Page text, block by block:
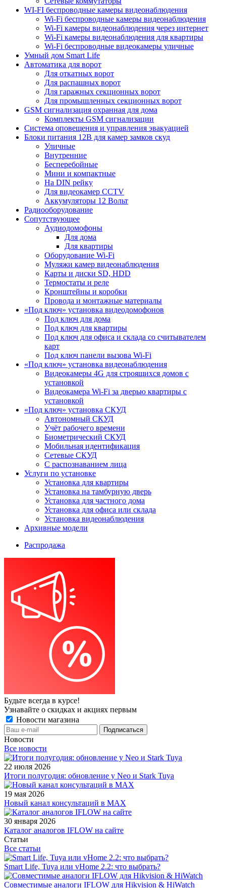
WI-FI беспроводные камеры видеонаблюдения
Wi-Fi беспроводные камеры видеонаблюдения
Wi-Fi камеры видеонаблюдения через интернет
Wi-Fi камеры видеонаблюдения для квартиры
Wi-Fi беспроводные видеокамеры уличные
Умный дом Smart Life
Автоматика для ворот
Для откатных ворот
Для распашных ворот
Для гаражных секционных ворот
Для промышленных секционных ворот
GSM сигнализация охранная для дома
Комплекты GSM сигнализации
Cистема оповещения и управления эвакуацией
Блоки питания 12В для камер замков скуд
Уличные
Внутренние
Бесперебойные
Мини и компактные
На DIN рейку
Для видеокамер CCTV
Аккумуляторы 12 Вольт
Радиооборудование
Сопутствующее
Аудиодомофоны
Для дома
Для квартиры
Оборудование Wi-Fi
Муляжи камер видеонаблюдения
Карты и диски SD, HDD
Термостаты и реле
Кронштейны и коробки
Провода и монтажные материалы
«Под ключ» установка видеодомофонов
Под ключ для дома
Под ключ для квартиры
Под ключ для офиса и склада со считывателем
карт
Под ключ панели вызова Wi-Fi
«Под ключ» установка видеонаблюдения
Видеокамеры 4G для строящихся домов с
установкой
Видеокамера Wi-Fi за дверью квартиры с
установкой
«Под ключ» установка СКУД
Автономный СКУД
Учёт рабочего времени
Биометрический СКУД
Мобильная идентификация
Сетевые СКУД
С распознаванием лица
Услуги по установке
Установка для квартиры
Установка на тамбурную дверь
Установка для частного дома
Установка для офиса или склада
Установка видеонаблюдения
Архивные модели
Распродажа
Будьте всегда в курсе!
Узнавайте о скидках и акциях первым
Новости магазина
Новости
Все новости
22 июля 2026
Итоги полугодия: обновление у Neo и Stark Tuya
19 мая 2026
Новый канал консультаций в MAX
30 января 2026
Каталог аналогов IFLOW на сайте
Статьи
Все статьи
Smart Life, Tuya или vHome 2.2: что выбрать?
Совместимые аналоги IFLOW для Hikvision & HiWatch